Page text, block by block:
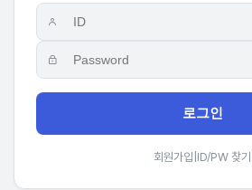
로그인
회원가입 ID/PW 찾기